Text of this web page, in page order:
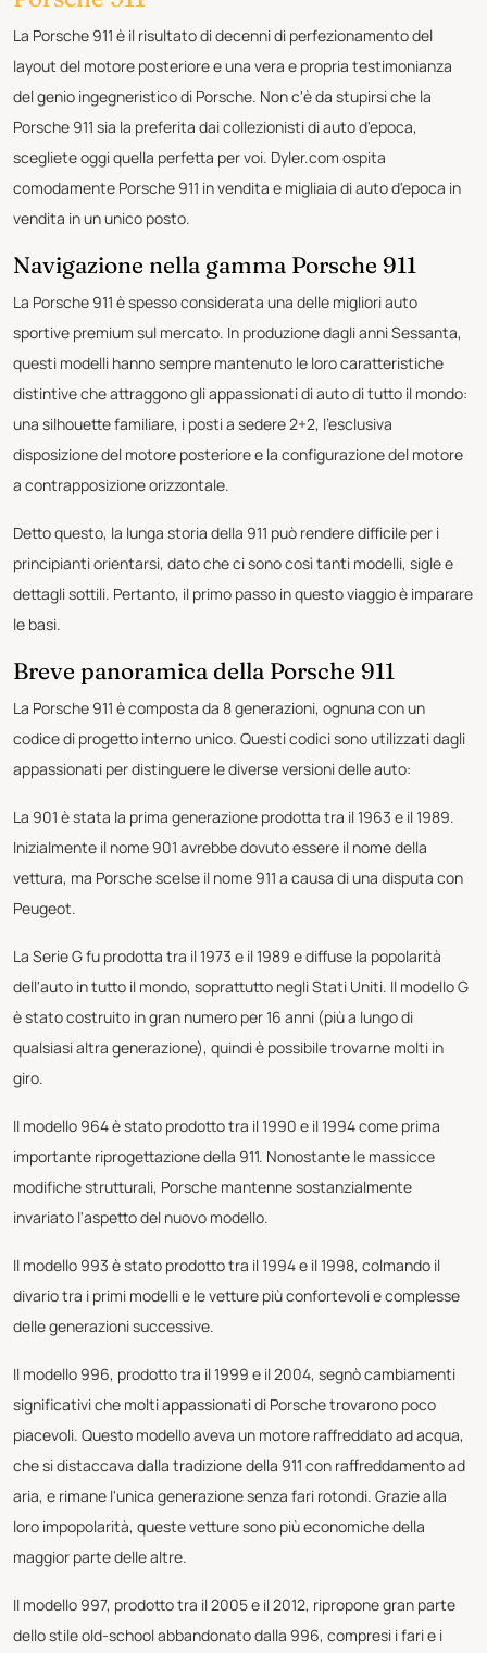
La Porsche 911 è il risultato di decenni di perfezionamento del
layout del motore posteriore e una vera e propria testimonianza
del genio ingegneristico di Porsche. Non c'è da stupirsi che la
Porsche 911 sia la preferita dai collezionisti di auto d'epoca,
scegliete oggi quella perfetta per voi. Dyler.com ospita
comodamente Porsche 911 in vendita e migliaia di auto d'epoca in
vendita in un unico posto.
Navigazione nella gamma Porsche 911
La Porsche 911 è spesso considerata una delle migliori auto
sportive premium sul mercato. In produzione dagli anni Sessanta,
questi modelli hanno sempre mantenuto le loro caratteristiche
distintive che attraggono gli appassionati di auto di tutto il mondo:
una silhouette familiare, i posti a sedere 2+2, l'esclusiva
disposizione del motore posteriore e la configurazione del motore
a contrapposizione orizzontale.
Detto questo, la lunga storia della 911 può rendere difficile per i
principianti orientarsi, dato che ci sono così tanti modelli, sigle e
dettagli sottili. Pertanto, il primo passo in questo viaggio è imparare
le basi.
Breve panoramica della Porsche 911
La Porsche 911 è composta da 8 generazioni, ognuna con un
codice di progetto interno unico. Questi codici sono utilizzati dagli
appassionati per distinguere le diverse versioni delle auto:
La 901 è stata la prima generazione prodotta tra il 1963 e il 1989.
Inizialmente il nome 901 avrebbe dovuto essere il nome della
vettura, ma Porsche scelse il nome 911 a causa di una disputa con
Peugeot.
La Serie G fu prodotta tra il 1973 e il 1989 e diffuse la popolarità
dell'auto in tutto il mondo, soprattutto negli Stati Uniti. Il modello G
è stato costruito in gran numero per 16 anni (più a lungo di
qualsiasi altra generazione), quindi è possibile trovarne molti in
giro.
Il modello 964 è stato prodotto tra il 1990 e il 1994 come prima
importante riprogettazione della 911. Nonostante le massicce
modifiche strutturali, Porsche mantenne sostanzialmente
invariato l'aspetto del nuovo modello.
Il modello 993 è stato prodotto tra il 1994 e il 1998, colmando il
divario tra i primi modelli e le vetture più confortevoli e complesse
delle generazioni successive.
Il modello 996, prodotto tra il 1999 e il 2004, segnò cambiamenti
significativi che molti appassionati di Porsche trovarono poco
piacevoli. Questo modello aveva un motore raffreddato ad acqua,
che si distaccava dalla tradizione della 911 con raffreddamento ad
aria, e rimane l'unica generazione senza fari rotondi. Grazie alla
loro impopolarità, queste vetture sono più economiche della
maggior parte delle altre.
Il modello 997, prodotto tra il 2005 e il 2012, ripropone gran parte
dello stile old-school abbandonato dalla 996, compresi i fari e i